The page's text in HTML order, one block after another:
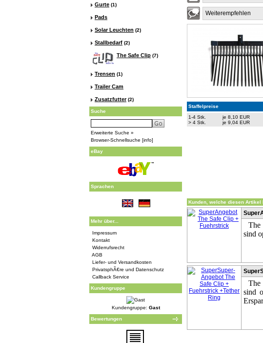
Gurte (1)
Pads
Solar Leuchten (2)
Stallbedarf (2)
The Safe Clip (7)
Trensen (1)
Trailer Cam
Zusatzfutter (2)
Suche
Erweiterte Suche »
Browser-Schnellsuche [info]
eBay
Sprachen
Mehr über...
Impressum
Kontakt
Widerrufsrecht
AGB
Liefer- und Versandkosten
PrivatsphÃ€re und Datenschutz
Callback Service
Kundengruppe
Kundengruppe: Gast
Bewertungen
Weiterempfehlen
Staffelpreise
1-4 Stk.
je 8,10 EUR
> 4 Stk.
je 9,04 EUR
Kunden, welche diesen
The
sind
The
sind